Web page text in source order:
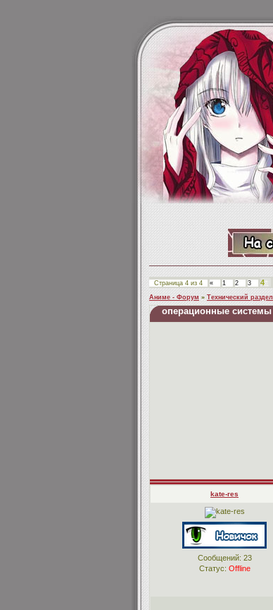
Страница 4 из 4 « 1 2 3 4
Аниме - Форум » Технический раздел
операционные системы
kate-res
Сообщений: 23
Статус: Offline